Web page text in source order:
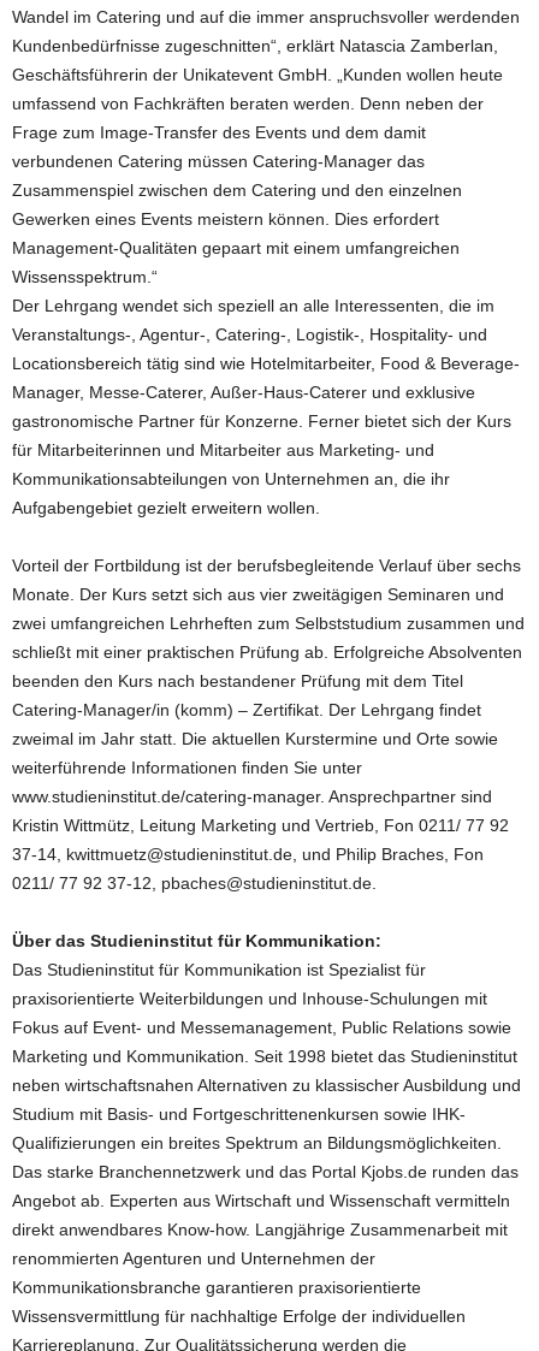
Wandel im Catering und auf die immer anspruchsvoller werdenden
Kundenbedürfnisse zugeschnitten“, erklärt Natascia Zamberlan,
Geschäftsführerin der Unikatevent GmbH. „Kunden wollen heute
umfassend von Fachkräften beraten werden. Denn neben der
Frage zum Image-Transfer des Events und dem damit
verbundenen Catering müssen Catering-Manager das
Zusammenspiel zwischen dem Catering und den einzelnen
Gewerken eines Events meistern können. Dies erfordert
Management-Qualitäten gepaart mit einem umfangreichen
Wissensspektrum.“
Der Lehrgang wendet sich speziell an alle Interessenten, die im
Veranstaltungs-, Agentur-, Catering-, Logistik-, Hospitality- und
Locationsbereich tätig sind wie Hotelmitarbeiter, Food & Beverage-
Manager, Messe-Caterer, Außer-Haus-Caterer und exklusive
gastronomische Partner für Konzerne. Ferner bietet sich der Kurs
für Mitarbeiterinnen und Mitarbeiter aus Marketing- und
Kommunikationsabteilungen von Unternehmen an, die ihr
Aufgabengebiet gezielt erweitern wollen.
Vorteil der Fortbildung ist der berufsbegleitende Verlauf über sechs
Monate. Der Kurs setzt sich aus vier zweitägigen Seminaren und
zwei umfangreichen Lehrheften zum Selbststudium zusammen und
schließt mit einer praktischen Prüfung ab. Erfolgreiche Absolventen
beenden den Kurs nach bestandener Prüfung mit dem Titel
Catering-Manager/in (komm) – Zertifikat. Der Lehrgang findet
zweimal im Jahr statt. Die aktuellen Kurstermine und Orte sowie
weiterführende Informationen finden Sie unter
www.studieninstitut.de/catering-manager. Ansprechpartner sind
Kristin Wittmütz, Leitung Marketing und Vertrieb, Fon 0211/ 77 92
37-14, kwittmuetz@studieninstitut.de, und Philip Braches, Fon
0211/ 77 92 37-12, pbaches@studieninstitut.de.
Über das Studieninstitut für Kommunikation:
Das Studieninstitut für Kommunikation ist Spezialist für
praxisorientierte Weiterbildungen und Inhouse-Schulungen mit
Fokus auf Event- und Messemanagement, Public Relations sowie
Marketing und Kommunikation. Seit 1998 bietet das Studieninstitut
neben wirtschaftsnahen Alternativen zu klassischer Ausbildung und
Studium mit Basis- und Fortgeschrittenenkursen sowie IHK-
Qualifizierungen ein breites Spektrum an Bildungsmöglichkeiten.
Das starke Branchennetzwerk und das Portal Kjobs.de runden das
Angebot ab. Experten aus Wirtschaft und Wissenschaft vermitteln
direkt anwendbares Know-how. Langjährige Zusammenarbeit mit
renommierten Agenturen und Unternehmen der
Kommunikationsbranche garantieren praxisorientierte
Wissensvermittlung für nachhaltige Erfolge der individuellen
Karriereplanung. Zur Qualitätssicherung werden die